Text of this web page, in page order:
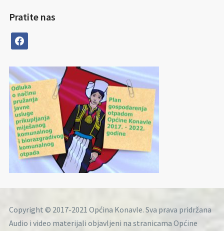
Pratite nas
facebook
Copyright © 2017-2021 Općina Konavle. Sva prava pridržana
Audio i video materijali objavljeni na stranicama Općine